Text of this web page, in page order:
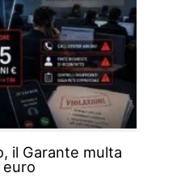
il Garante multa
euro